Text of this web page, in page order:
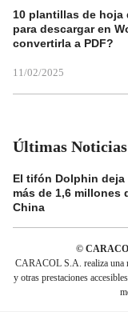
10 plantillas de hoja
para descargar en
convertirla a PDF?
11/02/2025
Últimas Noticias
El tifón Dolphin
más de 1,6 millones
China
©
CARACOL S.A. realiza una
y otras prestaciones